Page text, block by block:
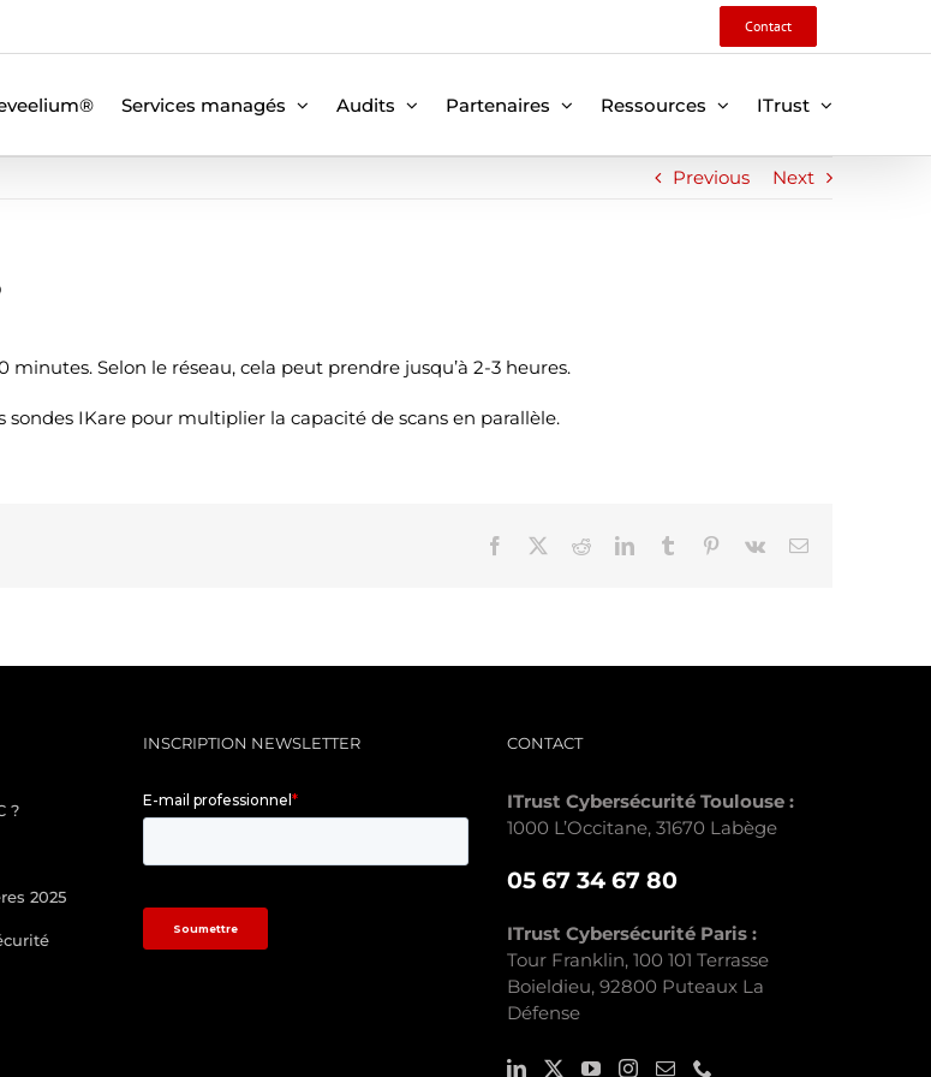
Contact
Services managés Audits Partenaires Ressources ITrust
Previous Next
Selon le réseau, cela peut prendre jusqu’à 2-3 heures.
sondes IKare pour multiplier la capacité de scans en parallèle.
Facebook RedditLinkedInTumblr Pinterest
Vk Email
?
2025
INSCRIPTION NEWSLETTER CONTACT
ITrust Cybersécurité Toulouse :
1000 L’Occitane, 31670 Labège
05 67 34 67 80
ITrust Cybersécurité Paris :
Tour Franklin, 100 101 Terrasse
Boieldieu, 92800 Puteaux La
Défense